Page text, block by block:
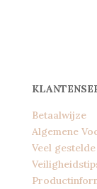
Betaalwijze
Algemene
Veel